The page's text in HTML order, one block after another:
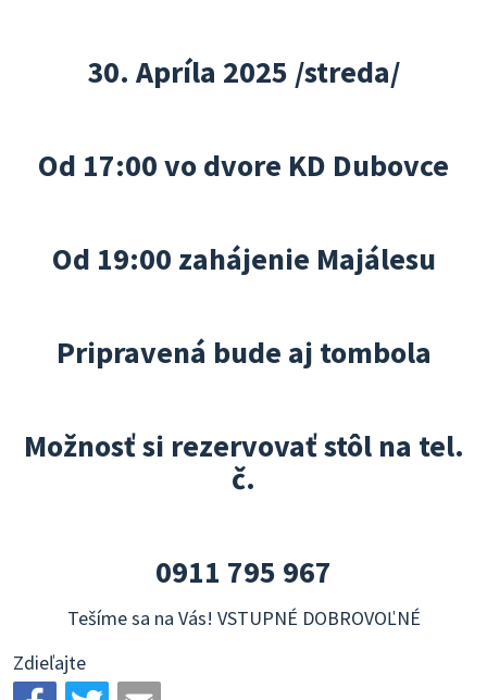
30. Apríla 2025 /streda/
Od 17:00 vo dvore KD Dubovce
Od 19:00 zahájenie Majálesu
Pripravená bude aj tombola
Možnosť si rezervovať stôl na tel.
č.
0911 795 967
Tešíme sa na Vás! VSTUPNÉ DOBROVOĽNÉ
Zdieľajte